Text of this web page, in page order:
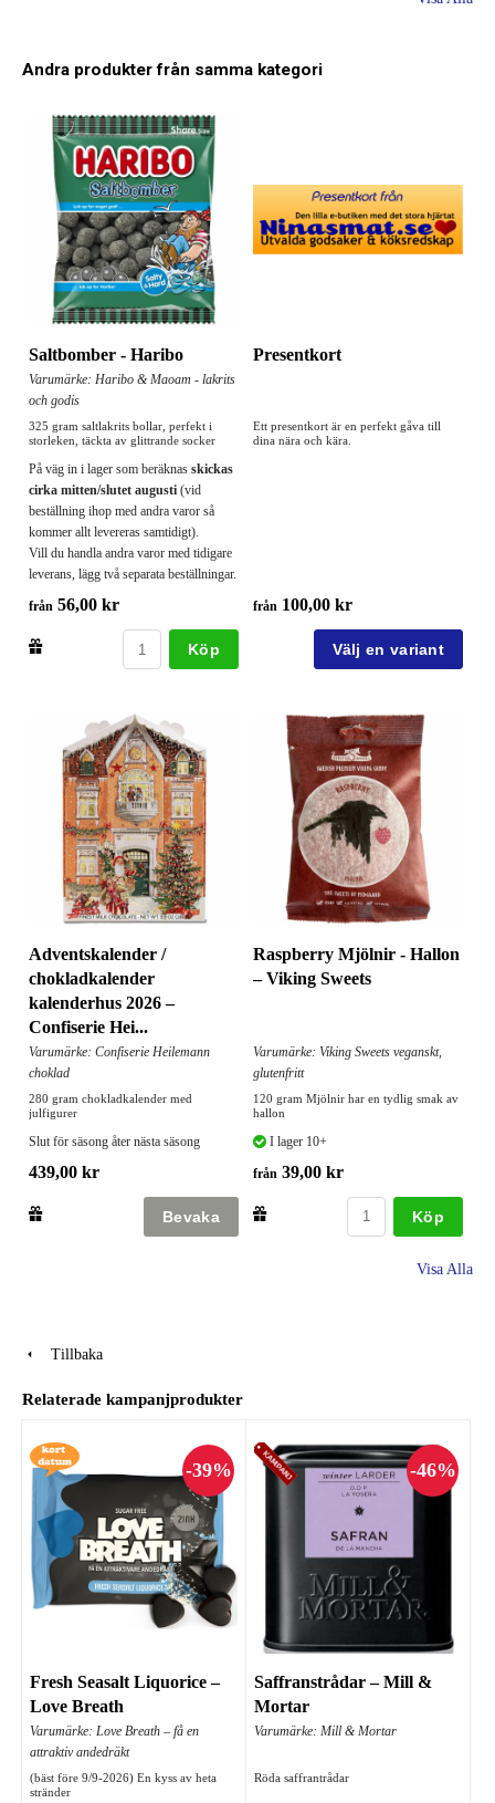
Andra produkter från samma kategori
Saltbomber - Haribo
Varumärke: Haribo & Maoam - lakrits
och godis
325 gram saltlakrits bollar, perfekt i
storleken, täckta av glittrande socker
På väg in i lager som beräknas skickas
cirka mitten/slutet augusti (vid
beställning ihop med andra varor så
kommer allt levereras samtidigt).
Vill du handla andra varor med tidigare
leverans, lägg två separata beställningar.
från 56,00 kr
Köp
Presentkort
Ett presentkort är en perfekt gåva till
dina nära och kära.
från 100,00 kr
Adventskalender /
chokladkalender
kalenderhus 2026 –
Confiserie Hei...
Varumärke: Confiserie Heilemann
choklad
280 gram chokladkalender med
julfigurer
Slut för säsong åter nästa säsong
439,00 kr
Raspberry Mjölnir - Hallon
– Viking Sweets
Varumärke: Viking Sweets veganskt,
glutenfritt
120 gram Mjölnir har en tydlig smak av
hallon
I lager 10+
från 39,00 kr
Köp
Visa Alla
Tillbaka
Relaterade kampanjprodukter
Fresh Seasalt Liquorice –
Love Breath
Varumärke: Love Breath – få en
attraktiv andedräkt
(bäst före 9/9-2026) En kyss av heta
stränder
Saffranstrådar – Mill &
Mortar
Varumärke: Mill & Mortar
Röda saffrantrådar